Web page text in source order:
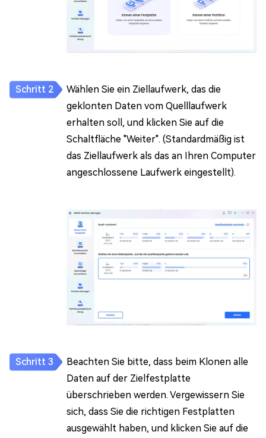
Wählen Sie ein Ziellaufwerk, das die
geklonten Daten vom Quelllaufwerk
erhalten soll, und klicken Sie auf die
Schaltfläche "Weiter". (Standardmäßig ist
das Ziellaufwerk als das an Ihren Computer
angeschlossene Laufwerk eingestellt).
Beachten Sie bitte, dass beim Klonen alle
Daten auf der Zielfestplatte
überschrieben werden. Vergewissern Sie
sich, dass Sie die richtigen Festplatten
ausgewählt haben, und klicken Sie auf die